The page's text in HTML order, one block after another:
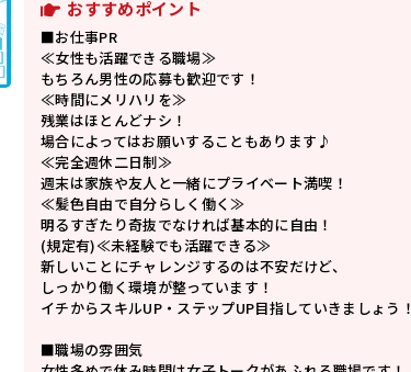
おすすめポイント
■お仕事PR
≪女性も活躍できる職場≫
もちろん男性の応募も歓迎です！
≪時間にメリハリを≫
残業はほとんどナシ！
場合によってはお願いすることもあります♪
≪完全週休二日制≫
週末は家族や友人と一緒にプライベート満喫！
≪髪色自由で自分らしく働く≫
明るすぎたり奇抜でなければ基本的に自由！
(規定有)≪未経験でも活躍できる≫
新しいことにチャレンジするのは不安だけど、
しっかり働く環境が整っています！
イチからスキルUP・ステップUP目指していきましょう！
■職場の雰囲気